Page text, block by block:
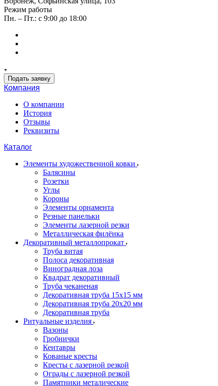
Режим работы
Пн. – Пт.: с 9:00 до 18:00
Подать заявку
Компания
О компании
История
Отзывы
Реквизиты
Каталог
Элементы художественной ковки
Балясины
Розетки
Углы
Короны
Элементы орнамента
Резные панельки
Элементы лазерной резки
Металлическая филёнка
Декоративный металлопрокат
Труба витая
Полоса декоративная
Виноградная лоза
Квадрат декоративный
Труба чеканеная
Декоративная труба 15х15 мм
Декоративная труба 20х20 мм
Декоративная труба
Ритуальные изделия
Вазоны
Гробнички
Кентавры
Кованые кресты
Кресты с лазерной резкой
Ограды с лазерной резкой
Памятники металические